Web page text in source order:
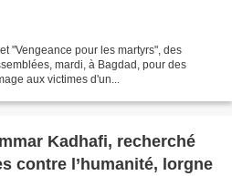
"Vengeance pour les martyrs", des
mardi, à Bagdad, pour des
aux victimes d'un...
Kadhafi, recherché
contre l’humanité, lorgne